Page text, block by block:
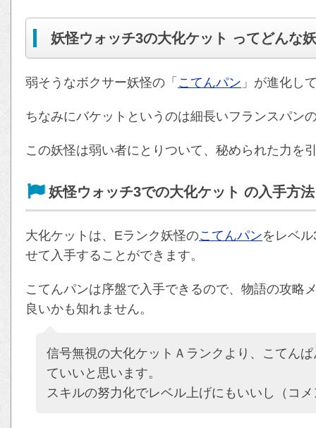
妖怪ウォッチ3の大化ケット ってどんな
弱そうなボクサー妖怪の「 こてんパン 」が進化し
ちなみにバケットというのは細長いフランスパン
この妖怪は弱い者にとりついて、秘められた力を
妖怪ウォッチ3での大化ケット の入手方法
大化ケットは、Eランク妖怪のこてんパンをレベ
せて入手することができます。
こてんパンは序盤で入手できるので、物語の攻略
良いかも知れません。
信号無視の大化ケットＡランクより、こてん
ていいと思います。
スキルの努力化でレベル上げにもいいし（コ